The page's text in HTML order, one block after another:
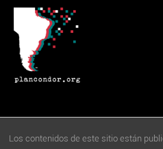
Los contenidos de este sitio están